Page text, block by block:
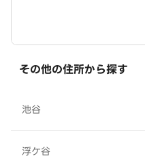
その他の住所から探す
池谷
浮ケ谷